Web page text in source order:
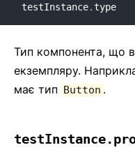
testInstance. type
Тип компонента, що
екземпляру.
має тип Button .